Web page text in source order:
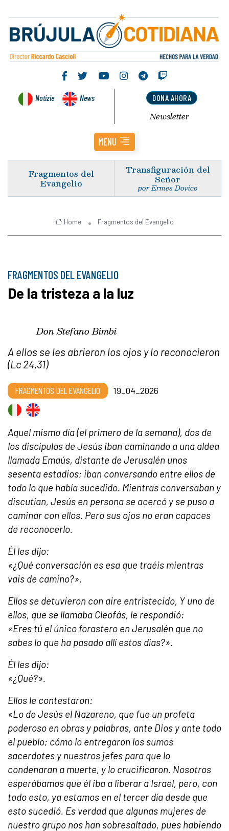
Notizie News DONA AHORA
Newsletter
MENU
Fragmentos del
Evangelio
Transfiguración del
Señor
por Ermes Dovico
Home Fragmentos del Evangelio
FRAGMENTOS DEL EVANGELIO
De la tristeza a la luz
Don Stefano Bimbi
A ellos se les abrieron los ojos y lo reconocieron
(Lc 24,31)
FRAGMENTOS DEL EVANGELIO 19_04_2026
Aquel mismo día (el primero de la semana), dos de
los discípulos de Jesús iban caminando a una aldea
llamada Emaús, distante de Jerusalén unos
sesenta estadios; iban conversando entre ellos de
todo lo que había sucedido. Mientras conversaban y
discutían, Jesús en persona se acercó y se puso a
caminar con ellos. Pero sus ojos no eran capaces
de reconocerlo.
Él les dijo:
«¿Qué conversación es esa que traéis mientras
vais de camino?».
Ellos se detuvieron con aire entristecido, Y uno de
ellos, que se llamaba Cleofás, le respondió:
«Eres tú el único forastero en Jerusalén que no
sabes lo que ha pasado allí estos días?».
Él les dijo:
«¿Qué?».
Ellos le contestaron:
«Lo de Jesús el Nazareno, que fue un profeta
poderoso en obras y palabras, ante Dios y ante todo
el pueblo; cómo lo entregaron los sumos
sacerdotes y nuestros jefes para que lo
condenaran a muerte, y lo crucificaron. Nosotros
esperábamos que él iba a liberar a Israel, pero, con
todo esto, ya estamos en el tercer día desde que
esto sucedió. Es verdad que algunas mujeres de
nuestro grupo nos han sobresaltado, pues habiendo